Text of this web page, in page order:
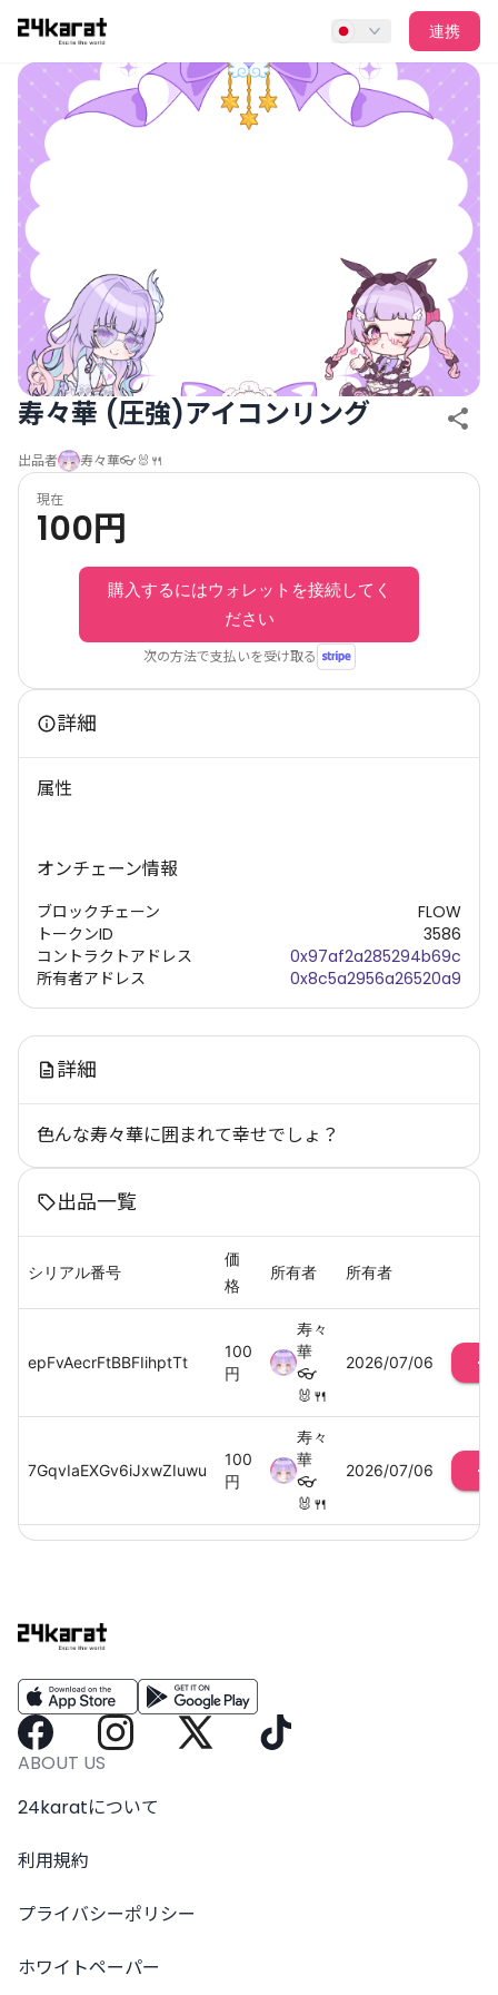
寿々華 (圧強)アイコンリング
連携
寿々華 (圧強)アイコンリング
出品者 寿々華👓🐰🍴
現在
100円
購入するにはウォレットを接続してく
ださい
次の方法で支払いを受け取る
詳細
属性
オンチェーン情報
ブロックチェーン
トークンID
コントラクトアドレス
所有者アドレス
FLOW
3586
0x97af2a285294b69c
0x8c5a2956a26520a9
詳細
色んな寿々華に囲まれて幸せでしょ？
出品一覧
シリアル番号
価
格
所有者 所有者
epFvAecrFtBBFIihptTt
100
円
寿々
華
👓
🐰🍴
2026/07/06
7GqvIaEXGv6iJxwZIuwu
100
円
寿々
華
👓
🐰🍴
2026/07/06
ABOUT US
24karatについて
利用規約
プライバシーポリシー
ホワイトペーパー